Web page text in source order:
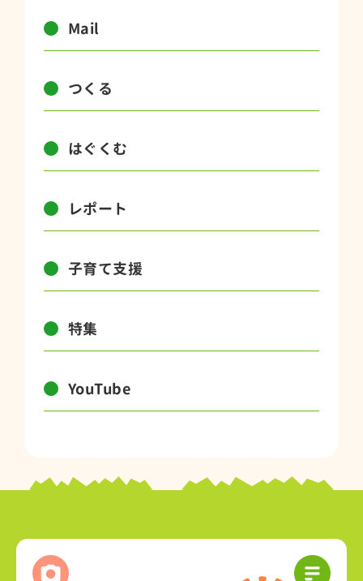
Mail
つくる
はぐくむ
レポート
子育て支援
特集
YouTube